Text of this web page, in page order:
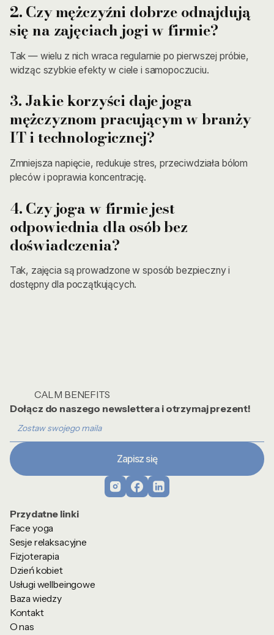
2. Czy mężczyźni dobrze odnajdują
się na zajęciach jogi w firmie?
Tak — wielu z nich wraca regularnie po pierwszej próbie,
widząc szybkie efekty w ciele i samopoczuciu.
3. Jakie korzyści daje joga
mężczyznom pracującym w branży
IT i technologicznej?
Zmniejsza napięcie, redukuje stres, przeciwdziała bólom
pleców i poprawia koncentrację.
4. Czy joga w firmie jest
odpowiednia dla osób bez
doświadczenia?
Tak, zajęcia są prowadzone w sposób bezpieczny i
dostępny dla początkujących.
CALM BENEFITS
Dołącz do naszego newslettera i otrzymaj prezent!
Przydatne linki
Face yoga
Sesje relaksacyjne
Fizjoterapia
Dzień kobiet
Usługi wellbeingowe
Baza wiedzy
Kontakt
O nas